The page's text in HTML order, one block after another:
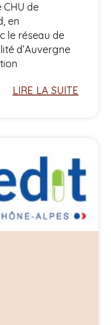
de
en
le réseau de
d’Auvergne
LIRE LA SUITE